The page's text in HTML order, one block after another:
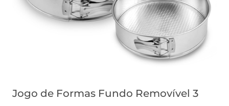
Jogo de Formas Fundo Removível 3